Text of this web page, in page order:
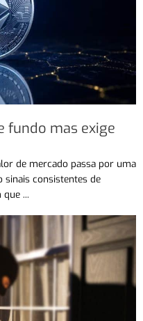
fundo mas exige
de mercado passa por uma
sinais consistentes de
...